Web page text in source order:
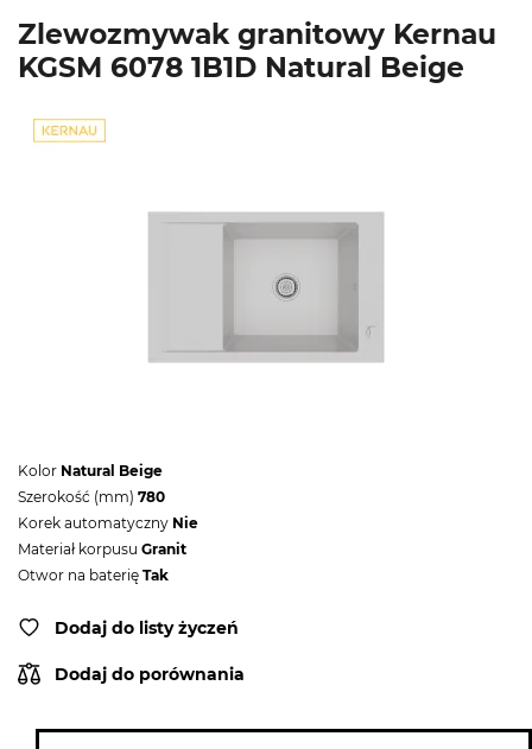
Zlewozmywak granitowy Kernau
KGSM 6078 1B1D Natural Beige
Kolor Natural Beige
Szerokość (mm) 780
Korek automatyczny Nie
Materiał korpusu Granit
Otwor na baterię Tak
Dodaj do listy życzeń
Dodaj do porównania